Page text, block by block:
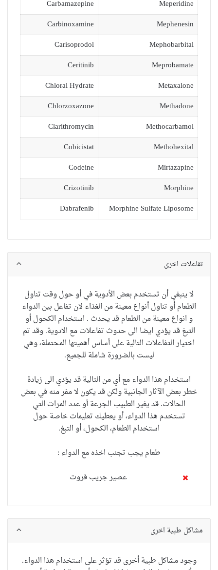
Meperidine
Carbamazepine
Mephenesin
Carbinoxamine
Mephobarbital
Carisoprodol
Meprobamate
Ceritinib
Metaxalone
Chloral Hydrate
Methadone
Chlorzoxazone
Methocarbamol
Clarithromycin
Methohexital
Cobicistat
Mirtazapine
Codeine
Morphine
Crizotinib
Morphine Sulfate Liposome
Dabrafenib
تفاعلات اخرى
لا ينبغي أن تستخدم بعض الأدويةفيأو حولوقت تناول
الطعام أوتناول أنواعمعينة من الغذاءلان تفاعل بين الدواء
و انواع معينة من الطعام قد يحدث . استخدام الكحولأو
التبغقديؤدي ايضا الى حدوث تفاعلات مع الادوية.وقد تم
اختيارالتفاعلات التاليةعلى أساسأهميتها المحتملة، وهي
ليست بالضرورة شاملة للجميع.
استخدام هذا الدواءمعأي من التاليةقد يؤدي الى زيادة
خطر بعض الآثار الجانبيةولكنقد يكونلا مفر منهفي بعض
الحالات.قد يغير الطبيب الجرعةأوعدد المرات التي
تستخدم هذا الدواء،أويعطيك تعليماتخاصةحول
استخدام الطعام،الكحول،أوالتبغ.
طعام يجب تجنب اخذه مع الدواء :
عصير جريب فروت
مشاكل طبية اخرى
وجودمشاكل طبية أخرىقدتؤثر على استخدام هذا الدواء.